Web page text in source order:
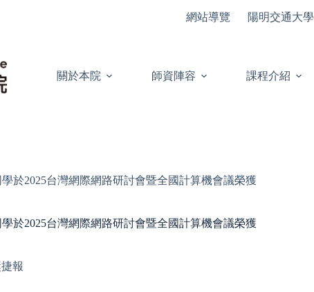
網站導覽 陽明交通大學
關於本院 師資陣容 課程介紹
於2025台灣網際網路研討會暨全國計算機會議榮獲
於2025台灣網際網路研討會暨全國計算機會議榮獲
報